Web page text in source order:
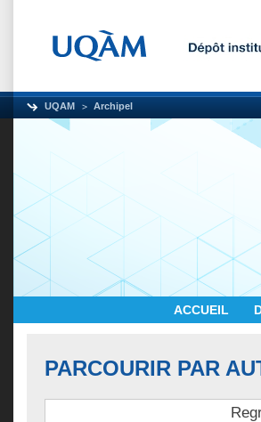
UQAM Archipel
ACCUEIL
PARCOURIR PAR